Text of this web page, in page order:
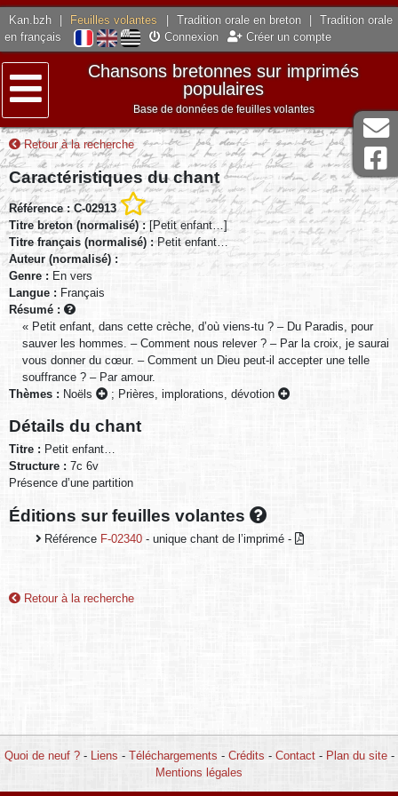
Kan.bzh Feuilles volantes Tradition orale en breton
Tradition orale
en français
Connexion Créer un compte
Menu
Chansons bretonnes sur imprimés
populaires
Base de données de feuilles volantes
Retour à la recherche
Caractéristiques du chant
Référence : C-02913
Titre breton (normalisé) :[Petit enfant…]
Titre français (normalisé) :Petit enfant…
Auteur (normalisé) :
Genre : En vers
Langue : Français
Résumé :
« Petit enfant, dans cette crèche, d’où viens-tu ? – Du Paradis, pour
sauver les hommes. – Comment nous relever ? – Par la croix, je saurai
vous donner du cœur. – Comment un Dieu peut-il accepter une telle
souffrance ? – Par amour.
Thèmes : Noëls ; Prières, implorations, dévotion
Détails du chant
Titre : Petit enfant…
Structure : 7c 6v
Présence d’une partition
Éditions sur feuilles volantes
Référence F-02340 - unique chant de l’imprimé -
Retour à la recherche
Quoi de neuf ?- Liens - Téléchargements - Crédits - Contact- Plan du site-
Mentions légales